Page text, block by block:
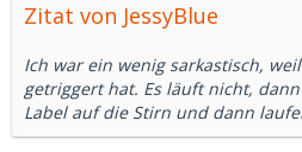
Zitat von JessyBlue
Ich war ein wenig sarkastisch,
getriggert hat. Es läuft nicht,
Label auf die Stirn und dann